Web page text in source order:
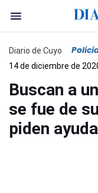
Diario de Cuyo
14 de diciembre de
Buscan a
se fue de
piden